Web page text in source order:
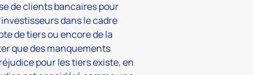
de clients bancaires pour
dans le cadre
de tiers ou encore de la
que des manquements
pour les tiers existe, en